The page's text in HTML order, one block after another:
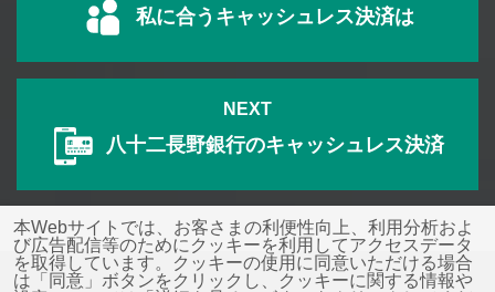
私に合うキャッシュレス決済は
NEXT
八十二長野銀行のキャッシュレス決済
本Webサイトでは、お客さまの利便性向上、利用分析およ
び広告配信等のためにクッキーを利用してアクセスデータ
を取得しています。クッキーの使用に同意いただける場合
は「同意」ボタンをクリックし、クッキーに関する情報や